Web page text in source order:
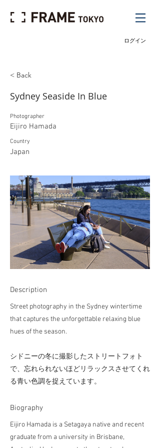
ログイン
< Back
Sydney Seaside In Blue
Photographer
Eijiro Hamada
Country
Japan
Description
Street photography in the Sydney wintertime
that captures the unforgettable relaxing blue
hues of the season.
シドニーの冬に撮影したストリートフォト
で、忘れられないほどリラックスさせてくれ
る青い色調を捉えています。
​Biography
Eijiro Hamada is a Setagaya native and recent
graduate from a university in Brisbane,